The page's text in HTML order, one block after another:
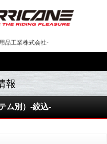
品工業株式会社-
ム別）-絞込-